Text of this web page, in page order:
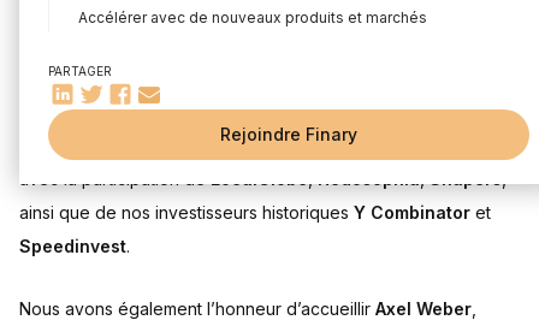
Accélérer avec de nouveaux produits et marchés
PARTAGER
Rejoindre Finary
Je suis ravi de vous annoncer queFinary a levé 25 millions
d’euros dans une Série B, menée parPayPal Ventures
ainsi que de nos investisseurs historiques Y Combinator et
Speedinvest.
Nous avons également l’honneur d’accueillir Axel Weber